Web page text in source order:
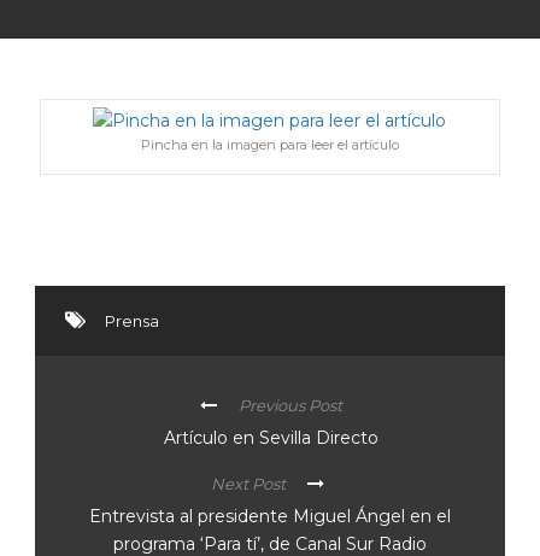
Pincha en la imagen para leer el artículo
Prensa
Previous Post
Artículo en Sevilla Directo
Next Post
Entrevista al presidente Miguel Ángel en el
programa ‘Para tí’, de Canal Sur Radio